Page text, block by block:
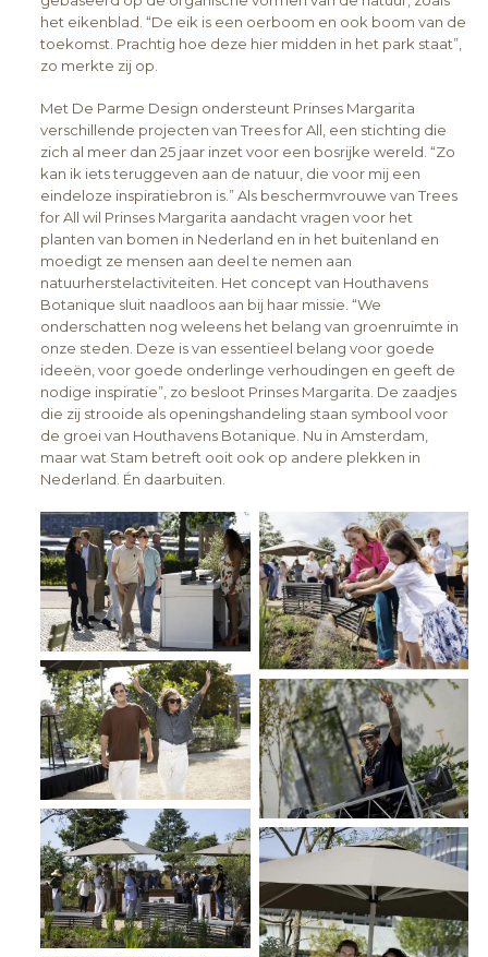
het eikenblad. “De eik is een oerboom en ook boom van de
toekomst. Prachtig hoe deze hier midden in het park staat”,
zo merkte zij op.
Met De Parme Design ondersteunt Prinses Margarita
verschillende projecten van Trees for All, een stichting die
zich al meer dan 25 jaar inzet voor een bosrijke wereld. “Zo
kan ik iets teruggeven aan de natuur, die voor mij een
eindeloze inspiratiebron is.” Als beschermvrouwe van Trees
for All wil Prinses Margarita aandacht vragen voor het
planten van bomen in Nederland en in het buitenland en
moedigt ze mensen aan deel te nemen aan
natuurherstelactiviteiten. Het concept van Houthavens
Botanique sluit naadloos aan bij haar missie. “We
onderschatten nog weleens het belang van groenruimte in
onze steden. Deze is van essentieel belang voor goede
ideeën, voor goede onderlinge verhoudingen en geeft de
nodige inspiratie”, zo besloot Prinses Margarita. De zaadjes
die zij strooide als openingshandeling staan symbool voor
de groei van Houthavens Botanique. Nu in Amsterdam,
maar wat Stam betreft ooit ook op andere plekken in
Nederland. Én daarbuiten.